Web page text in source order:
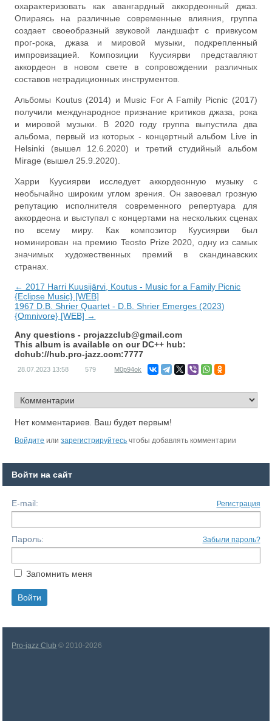
охарактеризовать как авангардный аккордеонный джаз.
Опираясь на различные современные влияния, группа
создает своеобразный звуковой ландшафт с привкусом
прог-рока, джаза и мировой музыки, подкрепленный
импровизацией. Композиции Куусиярви представляют
аккордеон в новом свете в сопровождении различных
составов нетрадиционных инструментов.
Альбомы Koutus (2014) и Music For A Family Picnic (2017)
получили международное признание критиков джаза, рока
и мировой музыки. В 2020 году группа выпустила два
альбома, первый из которых - концертный альбом Live in
Helsinki (вышел 12.6.2020) и третий студийный альбом
Mirage (вышел 25.9.2020).
Харри Куусиярви исследует аккордеонную музыку с
необычайно широким углом зрения. Он завоевал грозную
репутацию исполнителя современного репертуара для
аккордеона и выступал с концертами на нескольких сценах
по всему миру. Как композитор Куусиярви был
номинирован на премию Teosto Prize 2020, одну из самых
значимых художественных премий в скандинавских
странах.
← 2017 Harri Kuusijärvi, Koutus - Music for a Family Picnic
{Eclipse Music} [WEB]
1967 D.B. Shrier Quartet - D.B. Shrier Emerges (2023)
{Omnivore} [WEB] →
Any questions - projazzclub@gmail.com
This album is available on our DC++ hub:
dchub://hub.pro-jazz.com:7777
28.07.2023 13:58 579 M0p94ok
Нет комментариев. Ваш будет первым!
Войдите илизарегистрируйтесь чтобы добавлять комментарии
Войти на сайт
E-mail: Регистрация
Пароль: Забыли пароль?
Запомнить меня
Pro-jazz Club © 2010-2026